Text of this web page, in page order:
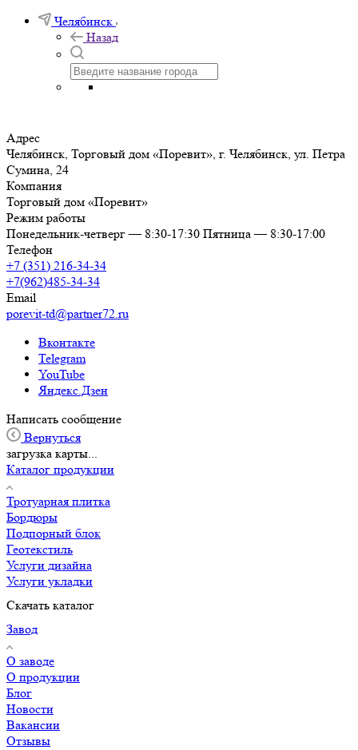
Челябинск
Назад
Адрес
Челябинск, Торговый дом «Поревит», г. Челябинск, ул. Петра
Сумина, 24
Компания
Торговый дом «Поревит»
Режим работы
Понедельник-четверг — 8:30-17:30 Пятница — 8:30-17:00
Телефон
+7 (351) 216-34-34
+7(962)485-34-34
Email
porevit-td@partner72.ru
Вконтакте
Telegram
YouTube
Яндекс.Дзен
Написать сообщение
Вернуться
загрузка карты...
Каталог продукции
Тротуарная плитка
Бордюры
Подпорный блок
Геотекстиль
Услуги дизайна
Услуги укладки
Скачать каталог
Завод
О заводе
О продукции
Блог
Новости
Вакансии
Отзывы